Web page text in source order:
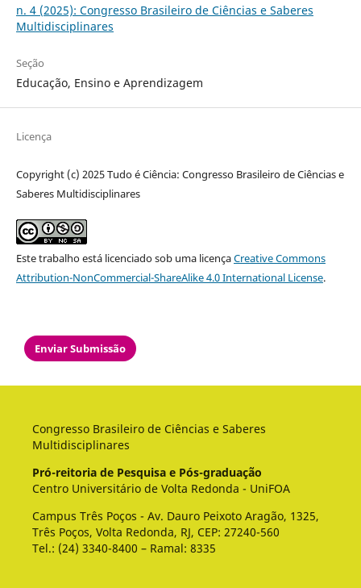
n. 4 (2025): Congresso Brasileiro de Ciências e Saberes
Multidisciplinares
Seção
Educação, Ensino e Aprendizagem
Licença
Copyright (c) 2025 Tudo é Ciência: Congresso Brasileiro de Ciências e
Saberes Multidisciplinares
Este trabalho está licenciado sob uma licençaCreative Commons
Attribution-NonCommercial-ShareAlike 4.0 International License.
Enviar Submissão
Congresso Brasileiro de Ciências e Saberes
Multidisciplinares
Pró-reitoria de Pesquisa e Pós-graduação
Centro Universitário de Volta Redonda - UniFOA
Campus Três Poços - Av. Dauro Peixoto Aragão, 1325,
Três Poços, Volta Redonda, RJ, CEP: 27240-560
Tel.: (24) 3340-8400 – Ramal: 8335